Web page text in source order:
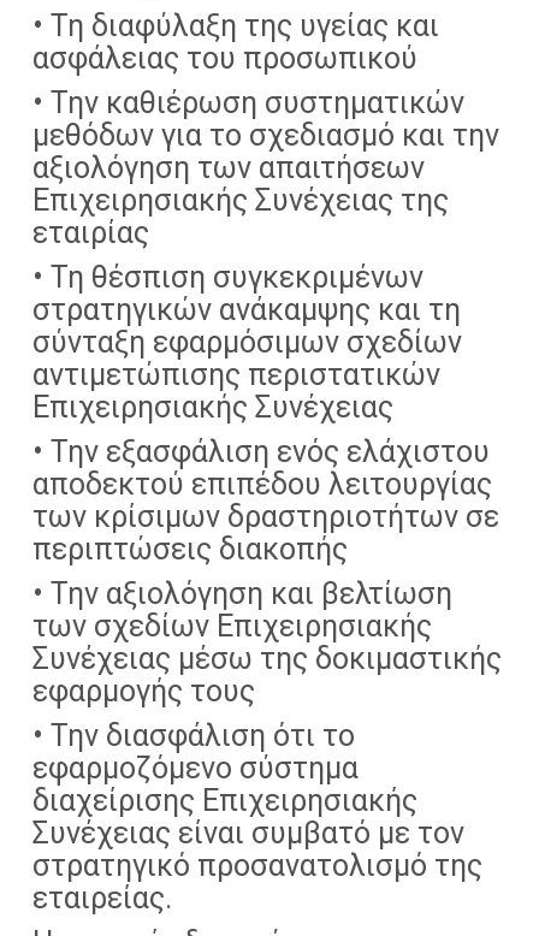
• Τη διαφύλαξη της υγείας και
ασφάλειας του προσωπικού
• Την καθιέρωση συστηματικών
μεθόδων για το σχεδιασμό και την
αξιολόγηση των απαιτήσεων
Επιχειρησιακής Συνέχειας της
εταιρίας
• Τη θέσπιση συγκεκριμένων
στρατηγικών ανάκαμψης και τη
σύνταξη εφαρμόσιμων σχεδίων
αντιμετώπισης περιστατικών
Επιχειρησιακής Συνέχειας
• Την εξασφάλιση ενός ελάχιστου
αποδεκτού επιπέδου λειτουργίας
των κρίσιμων δραστηριοτήτων σε
περιπτώσεις διακοπής
• Την αξιολόγηση και βελτίωση
των σχεδίων Επιχειρησιακής
Συνέχειας μέσω της δοκιμαστικής
εφαρμογής τους
• Την διασφάλιση ότι το
εφαρμοζόμενο σύστημα
διαχείρισης Επιχειρησιακής
Συνέχειας είναι συμβατό με τον
στρατηγικό προσανατολισμό της
εταιρείας.